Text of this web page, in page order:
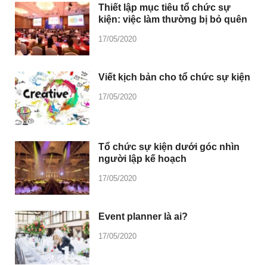
Thiết lập mục tiêu tổ chức sự
kiện: việc làm thường bị bỏ quên
17/05/2020
Viết kịch bản cho tổ chức sự kiện
17/05/2020
Tổ chức sự kiện dưới góc nhìn
người lập kế hoạch
17/05/2020
Event planner là ai?
17/05/2020